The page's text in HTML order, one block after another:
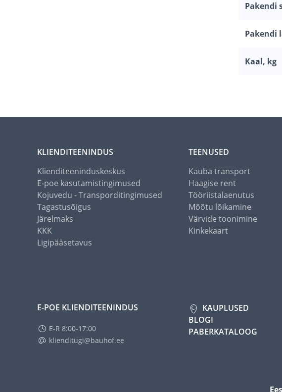
Pakendi
Pakendi
Kaal, kg
KLIENDITEENINDUS
Klienditeeninduskeskus
E-poe kasutamistingimused
Kojuvedu - Transporditingimused
Tagastusõigus
Järelmaks
KKK
Ligipääsetavus
TEENUSED
Kauba transport
Haagise rent
Tööriistalaenutus
Mõõtu lõikamine
Värvide toonimine
Kinkekaart
E-POE KLIENDITEENINDUS
E-R 8:00-17:00
klienditugi@bauhof.ee
KAUPLUSED
BLOGI
PABERKATALOOG